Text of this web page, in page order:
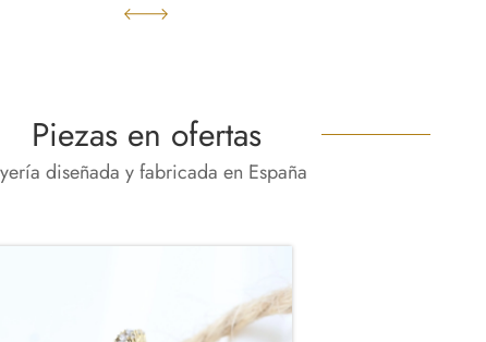
Piezas en ofertas
diseñada y fabricada en España